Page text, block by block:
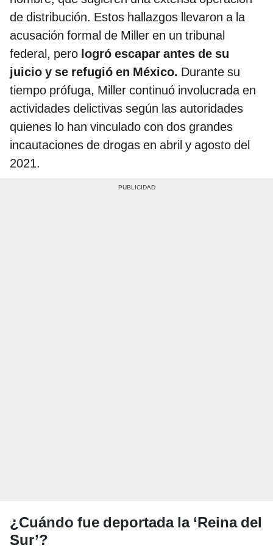
de distribución. Estos hallazgos llevaron a la
acusación formal de Miller en un tribunal
federal, pero logró escapar antes de su
juicio y se refugió en México. Durante su
tiempo prófuga, Miller continuó involucrada en
actividades delictivas según las autoridades
quienes lo han vinculado con dos grandes
incautaciones de drogas en abril y agosto del
2021.
¿Cuándo fue deportada la ‘Reina del
Sur’?